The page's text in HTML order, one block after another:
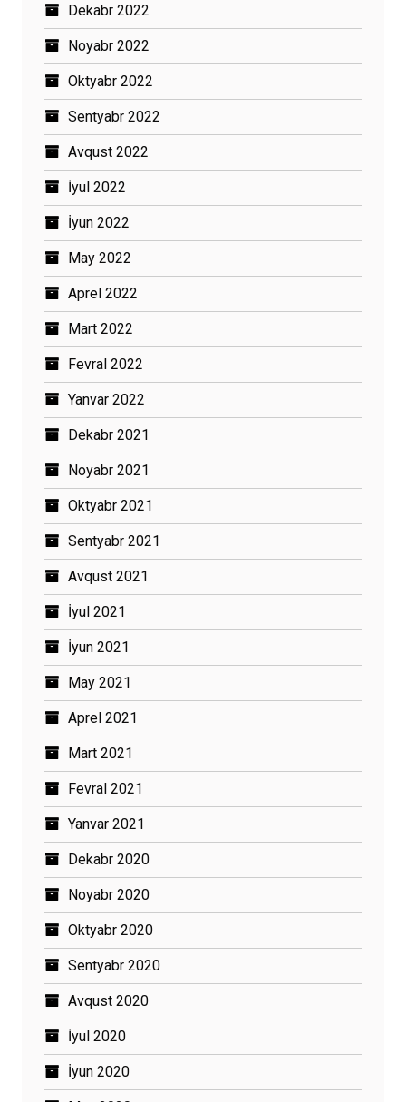
Dekabr 2022
Noyabr 2022
Oktyabr 2022
Sentyabr 2022
Avqust 2022
İyul 2022
İyun 2022
May 2022
Aprel 2022
Mart 2022
Fevral 2022
Yanvar 2022
Dekabr 2021
Noyabr 2021
Oktyabr 2021
Sentyabr 2021
Avqust 2021
İyul 2021
İyun 2021
May 2021
Aprel 2021
Mart 2021
Fevral 2021
Yanvar 2021
Dekabr 2020
Noyabr 2020
Oktyabr 2020
Sentyabr 2020
Avqust 2020
İyul 2020
İyun 2020